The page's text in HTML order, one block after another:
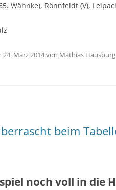
Wähnke), Rönnfeldt (V),
24. März 2014von Mathias Hausburg
beim
noch voll in die